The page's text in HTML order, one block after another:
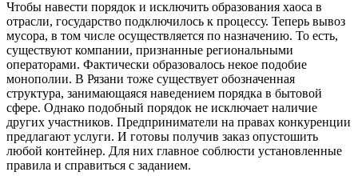
Чтобы навести порядок и исключить образования хаоса в
отрасли, государство подключилось к процессу. Теперь вывоз
мусора, в том числе осуществляется по назначению. То есть,
существуют компании, признанные региональными
операторами. Фактически образовалось некое подобие
монополии. В Рязани тоже существует обозначенная
структура, занимающаяся наведением порядка в бытовой
сфере. Однако подобный порядок не исключает наличие
других участников. Предприниматели на правах конкуренции
предлагают услуги. И готовы получив заказ опустошить
любой контейнер. Для них главное соблюсти установленные
правила и справиться с заданием.